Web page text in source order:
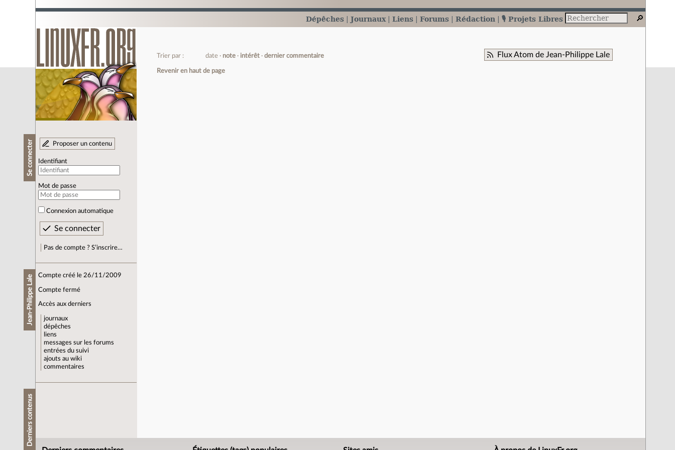
Dépêches Journaux Liens Forums Rédaction 🎙️ Projets Libres
Se connecter Proposer un contenu
Identifiant
Mot de passe
Connexion automatique
Pas de compte ? S’inscrire…
Jean-Philippe Lale Compte créé le 26/11/2009
Compte fermé
Accès aux derniers
journaux
dépêches
liens
messages sur les forums
entrées du suivi
ajouts au wiki
commentaires
Derniers contenus
Flux Atom de Jean-Philippe Lale
Trier par : date note intérêt dernier commentaire
Revenir en haut de page